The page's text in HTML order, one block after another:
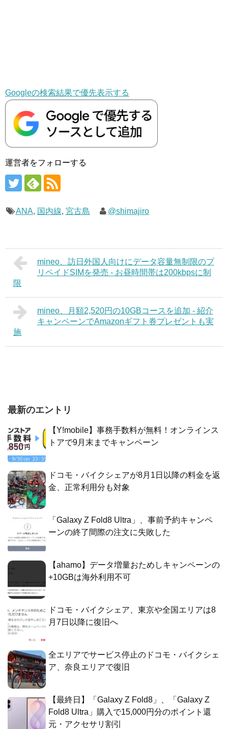
Googleの検索結果で優先表示する
運営者をフォローする
ANA, 国内線, 宮古島 @shimajiro
mineo、訪日外国人向けにデータ容量無制限のプ
リペイドSIMを発売 - お昼時間帯は200kbpsに制
限
mineo、月額2,520円の10GBコースを追加 - 紹介
キャンペーンでAmazonギフト券プレゼントも実
施
最新のエントリ
【Y!mobile】事務手数料が無料！オンラインス
トアで9月末までキャンペーン
ドコモ・バイクシェアが8月1日以降の料金を返
金、正常利用分も対象
「Galaxy Z Fold8 Ultra」、事前予約キャンペ
ーンの終了間際の注文に失敗した
【ahamo】データ増量おためしキャンペーンの
+10GBは海外利用不可
ドコモ・バイクシェア、東京や全国エリアは8
月7日以降に復旧へ
全エリアでサービス停止のドコモ・バイクシェ
ア、奈良エリアで復旧
【最終日】「Galaxy Z Fold8」、「Galaxy Z
Fold8 Ultra」購入で15,000円分のポイント還
元・アクセサリ割引